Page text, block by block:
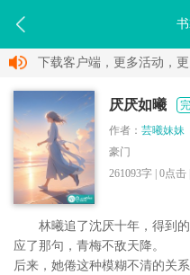
下载客户端，更多活动，
厌厌如曦
作者： 芸曦妹妹
豪门
261093字 | 0点击 |
林曦追了沈厌十年，得到
应了那句，青梅不敌天降。
后来，她倦这种模糊不清的关